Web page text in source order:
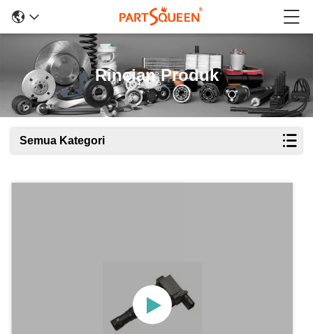
Rincian Produk
Semua Kategori